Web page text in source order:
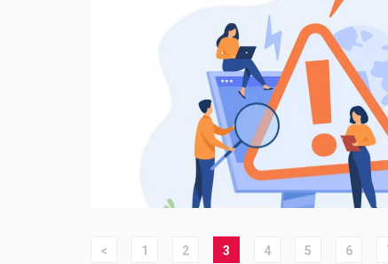
< 1 2 3 4 5 6